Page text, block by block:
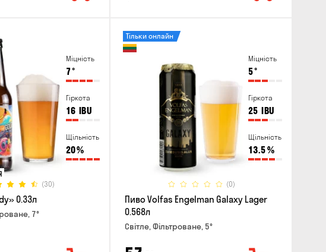
Міцність
7°
Гіркота
16 IBU
Щільність
20%
(30)
0.33л
7°
Міцність
5°
Гіркота
25 IBU
Щільність
13.5%
(0)
Тільки онлайн
Пиво Volfas Engelman Galaxy Lager
0.568л
Світле, Фільтроване, 5°